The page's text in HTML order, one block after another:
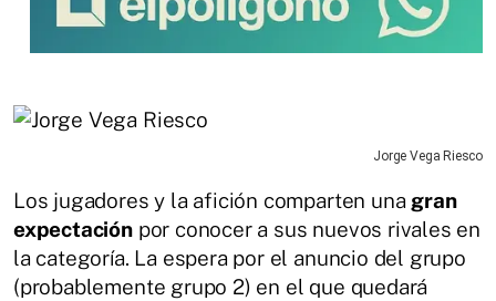
Jorge Vega Riesco
Los jugadores y la afición comparten una gran
expectaciónpor conocer a sus nuevos rivales en
la categoría. La espera por el anuncio del grupo
(probablemente grupo 2) en el que quedará